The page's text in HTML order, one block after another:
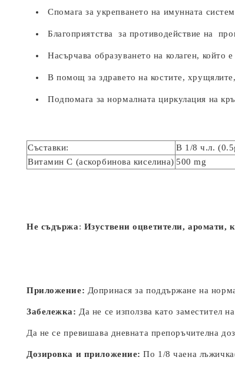
Спомага за укрепването на имунната
Благоприятства за противодействие на
Насърчава образуването на колаген, който
В помощ за здравето на костите,
Подпомага за нормалната циркулация на
Съставки: В 1/8 ч.л.
Витамин С (аскорбинова киселина) 500 mg
Не съдържа: Изуствени оцветители, аромати,
Приложение: Допринася за поддържане на
Забележка: Да не се използва като заместител
Да не се превишава дневната препоръчителна
Дозировка и приложение: По 1/8 чаена